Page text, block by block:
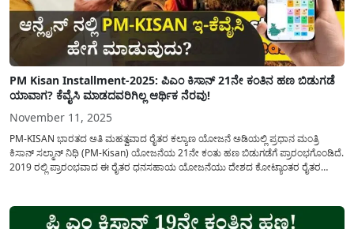
PM Kisan Installment-2025: ಪಿಎಂ ಕಿಸಾನ್ 21ನೇ ಕಂತಿನ ಹಣ ಬಿಡುಗಡೆ
ಯಾವಾಗ? ಕೆವೈಸಿ ಮಾಡದವರಿಗಿಲ್ಲ ಆರ್ಥಿಕ ನೆರವು!
November 11, 2025
PM-KISAN ಭಾರತದ ಅತಿ ಮಹತ್ವವಾದ ರೈತರ ಕಲ್ಯಾಣ ಯೋಜನೆ ಅಡಿಯಲ್ಲಿ ಪ್ರಧಾನ ಮಂತ್ರಿ
ಕಿಸಾನ್ ಸಲ್ಮಾನ್ ನಿಧಿ (PM-Kisan) ಯೋಜನೆಯ 21ನೇ ಕಂತು ಹಣ ಬಿಡುಗಡೆಗೆ ಪ್ರಾರಂಭಗೊಂಡಿದೆ.
2019 ರಲ್ಲಿ ಪ್ರಾರಂಭವಾದ ಈ ರೈತರ ಧನಸಹಾಯ ಯೋಜನೆಯು ದೇಶದ ಕೋಟ್ಯಾಂತರ ರೈತರ